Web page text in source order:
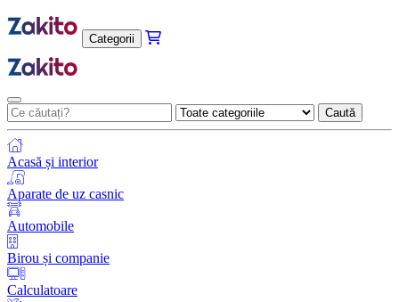
Categorii
Caută
Acasă și interior
Aparate de uz casnic
Automobile
Birou și companie
Calculatoare